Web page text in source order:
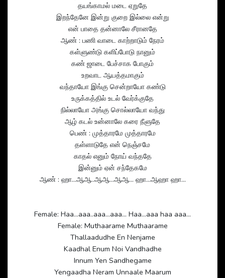
தயங்காமல் மடை ஏறுதே
இறந்தேனே இன்று குறை இல்லை என்று
என் பாதை தன்னாலே சீரானதே
ஆண் : பணி வாடை காற்றாடும் நேரம்
கள்ளுண்டு களிப்போடு நானும்
கண் ஜாடை பேச்சாக போகும்
உறவாட ஆயத்தமாகும்
வந்தாயோ இங்கு சென்றாயோ கண்டு
உருக்கத்தில் உடல் வேர்க்குதே
நில்லாயோ அங்கு சொல்லாயோ வந்து
ஆழ் கடல் உன்னாலே கரை நீளுதே
பெண் : முத்தாரமே முத்தாரமே
தள்ளாடுதே என் நெஞ்சமே
காதல் எனும் நோய் வந்ததே
இன்னும் ஏன் சந்தேகமே
ஆண் : ஹா…ஆஆ..ஆஆ…ஆஆ… ஹா…ஆஹா ஹா…
Female: Haa…aaa..aaa…aaa… Haa…aaa haa aaa…
Female: Muthaarame Muthaarame
Thallaadudhe En Nenjame
Kaadhal Enum Noi Vandhadhe
Innum Yen Sandhegame
Yengaadha Neram Unnaale Maarum